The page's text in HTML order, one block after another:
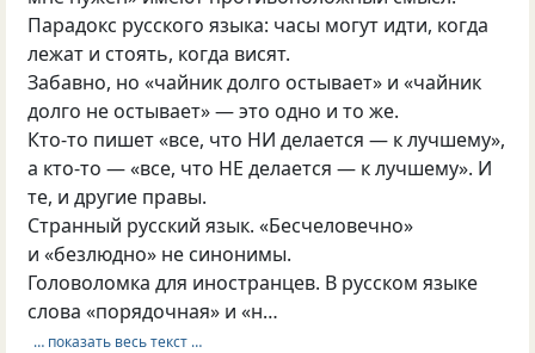
Парадокс русского языка: часы могут идти, когда
лежат и стоять, когда висят.
Забавно, но «чайник долго остывает» и «чайник
долго не остывает» — это одно и то же.
Кто-то пишет «все, что НИ делается — к лучшему»,
а кто-то — «все, что НЕ делается — к лучшему». И
те, и другие правы.
Странный русский язык. «Бесчеловечно»
и «безлюдно» не синонимы.
Головоломка для иностранцев. В русском языке
слова «порядочная» и «н…
… показать весь текст …